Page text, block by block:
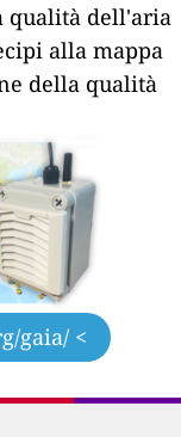
qualità dell'aria
alla mappa
della qualità
gaia/ <